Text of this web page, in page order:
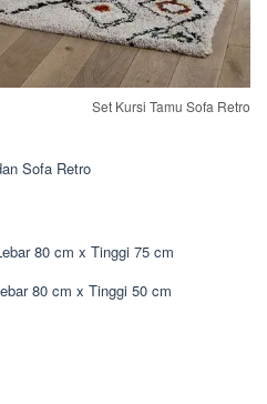
Set Kursi Tamu Sofa Retro
Sofa Retro
80 cm x Tinggi 75 cm
80 cm x Tinggi 50 cm